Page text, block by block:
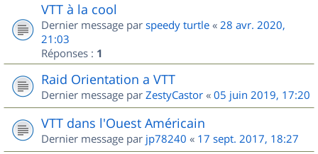
VTT à la cool
Dernier message par speedy turtle « 28 avr. 2020,
21:03
Réponses : 1
Raid Orientation a VTT
Dernier message par ZestyCastor « 05 juin 2019, 17:20
VTT dans l'Ouest Américain
Dernier message par jp78240 « 17 sept. 2017, 18:27